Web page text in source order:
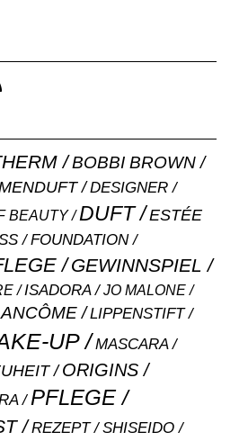
BOBBI BROWN
DESIGNER
BEAUTY DUFT
ESTÉE
FOUNDATION
GEWINNSPIEL
ISADORA JO MALONE
LIPPENSTIFT
UP MASCARA
ORIGINS
PFLEGE
REZEPT SHISEIDO